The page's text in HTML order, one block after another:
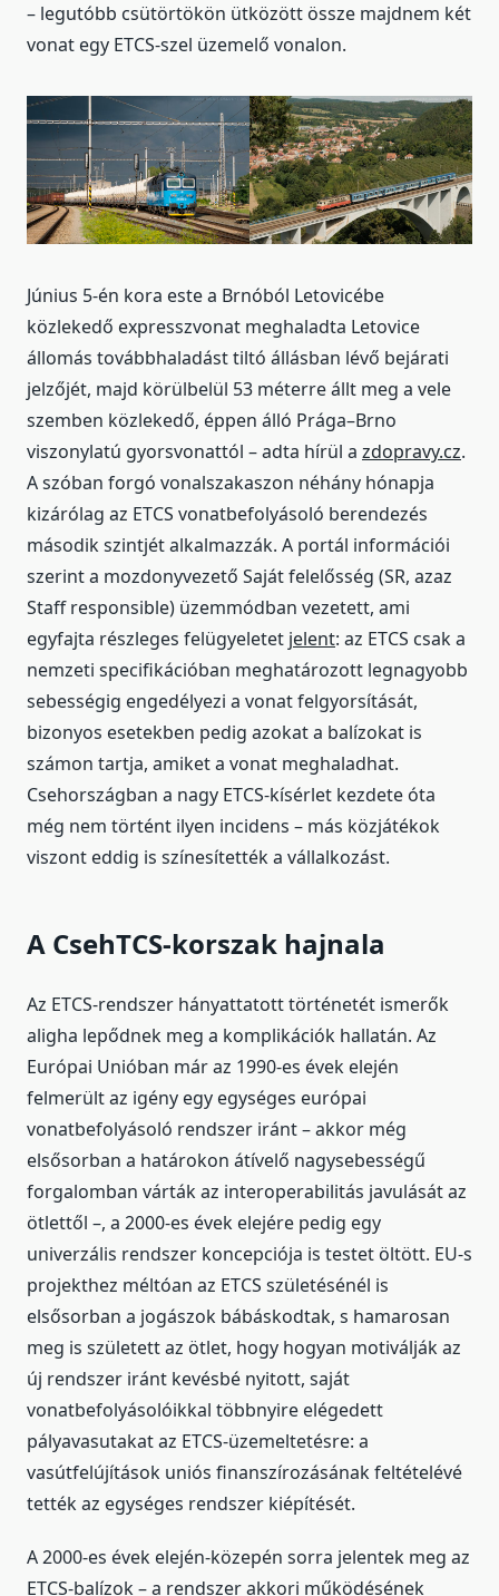
– legutóbb csütörtökön ütközött össze majdnem két
vonat egy ETCS-szel üzemelő vonalon.
Június 5-én kora este a Brnóból Letovicébe
közlekedő expresszvonat meghaladta Letovice
állomás továbbhaladást tiltó állásban lévő bejárati
jelzőjét, majd körülbelül 53 méterre állt meg a vele
szemben közlekedő, éppen álló Prága–Brno
viszonylatú gyorsvonattól – adta hírül a zdopravy.cz.
A szóban forgó vonalszakaszon néhány hónapja
kizárólag az ETCS vonatbefolyásoló berendezés
második szintjét alkalmazzák. A portál információi
szerint a mozdonyvezető Saját felelősség (SR, azaz
Staff responsible) üzemmódban vezetett, ami
egyfajta részleges felügyeletet jelent: az ETCS csak a
nemzeti specifikációban meghatározott legnagyobb
sebességig engedélyezi a vonat felgyorsítását,
bizonyos esetekben pedig azokat a balízokat is
számon tartja, amiket a vonat meghaladhat.
Csehországban a nagy ETCS-kísérlet kezdete óta
még nem történt ilyen incidens – más közjátékok
viszont eddig is színesítették a vállalkozást.
A CsehTCS-korszak hajnala
Az ETCS-rendszer hányattatott történetét ismerők
aligha lepődnek meg a komplikációk hallatán. Az
Európai Unióban már az 1990-es évek elején
felmerült az igény egy egységes európai
vonatbefolyásoló rendszer iránt – akkor még
elsősorban a határokon átívelő nagysebességű
forgalomban várták az interoperabilitás javulását az
ötlettől –, a 2000-es évek elejére pedig egy
univerzális rendszer koncepciója is testet öltött. EU-s
projekthez méltóan az ETCS születésénél is
elsősorban a jogászok bábáskodtak, s hamarosan
meg is született az ötlet, hogy hogyan motiválják az
új rendszer iránt kevésbé nyitott, saját
vonatbefolyásolóikkal többnyire elégedett
pályavasutakat az ETCS-üzemeltetésre: a
vasútfelújítások uniós finanszírozásának feltételévé
tették az egységes rendszer kiépítését.
A 2000-es évek elején-közepén sorra jelentek meg az
ETCS-balízok – a rendszer akkori működésének